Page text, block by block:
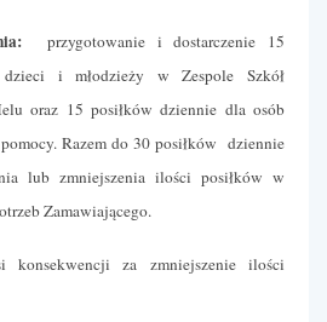
przygotowanie i dostarczenie 15
i młodzieży w Zespole Szkół
oraz 15 posiłków dziennie dla osób
Razem do 30 posiłków dziennie
lub zmniejszenia ilości posiłków w
Zamawiającego.
konsekwencji za zmniejszenie ilości